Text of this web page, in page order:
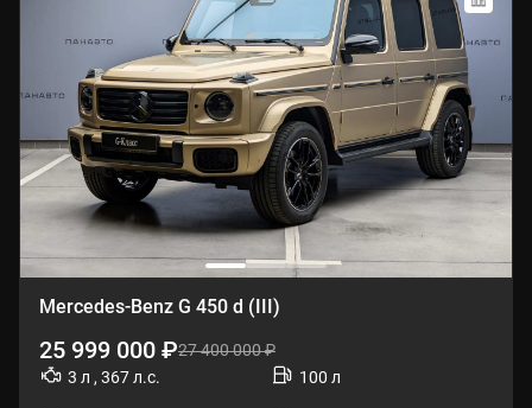
Mercedes-Benz G 450 d (III)
25 999 000 ₽27 400 000 ₽
3 л , 367 л.с.
100 л